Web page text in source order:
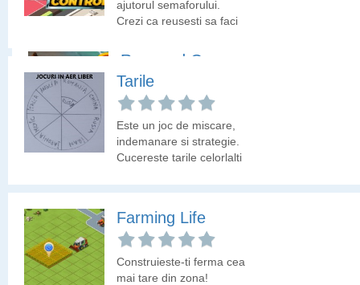
Harcules, Achilles,
zeu si un supererou care
sa conduca armata catre
victorie.
Rum and Gun
Ai naufragiat pe o insula
plina de pericole.
Incearca sa
supravietuiesti.
ajutorul semaforului.
Crezi ca reusesti sa faci
numar de masini prin
expire timpul?
Tarile
Este un joc de miscare,
indemanare si strategie.
Cucereste tarile celorlalti
Farming Life
Construieste-ti ferma cea
mai tare din zona!